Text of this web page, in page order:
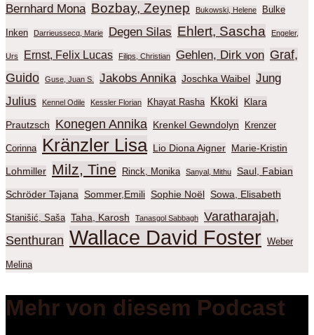
Bernhard Mona Bozbay, Zeynep Bukowski, Helene Bulke
Inken Darrieussecq, Marie Degen Silas Ehlert, Sascha Engeler,
Urs Ernst, Felix Lucas Filips, Christian Gehlen, Dirk von Graf,
Guido
Guse, Juan S. Jakobs Annika Joschka Waibel Jung
Julius
Kennel Odile Kessler Florian Khayat Rasha Kkoki Klara
Prautzsch Konegen Annika Krenkel Gewndolyn Krenzer
Corinna Kränzler Lisa Lio Diona Aigner Marie-Kristin
Lohmiller Milz, Tine Rinck, Monika Sanyal, Mithu Saul, Fabian
Schröder Tajana Sommer,Emili Sophie Noël Sowa, Elisabeth
Stanišić, Saša Taha, Karosh Tanasgol Sabbagh
Varatharajah,
Senthuran Wallace David Foster Weber
Melina
Mehr von diesem Podcast